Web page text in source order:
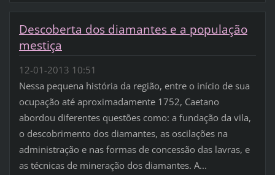
Descoberta dos diamantes e a população
mestiça
12-01-2013 10:51
Nessa pequena história da região, entre o início de sua
ocupação até aproximadamente 1752, Caetano
abordou diferentes questões como: a fundação da vila,
o descobrimento dos diamantes, as oscilações na
administração e nas formas de concessão das lavras, e
as técnicas de mineração dos diamantes. A...